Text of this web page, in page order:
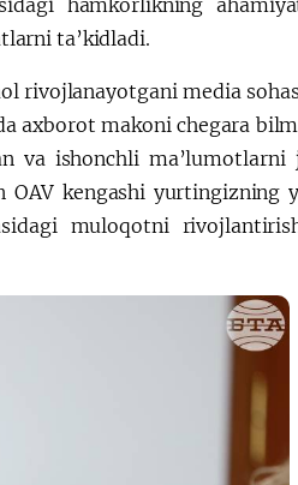
hamkorlikning
ta’kidladi.
rivojlanayotgani media
axborot makoni chegara
va ishonchli ma’lumotlarni
kengashi yurtingizning
muloqotni